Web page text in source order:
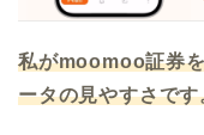
私がmoomoo証券
ータの見やすさです